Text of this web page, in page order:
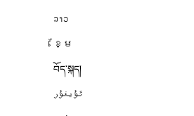
ລາວ
ខ្មែ
བོད་སྐད།
ئۇيغۇر